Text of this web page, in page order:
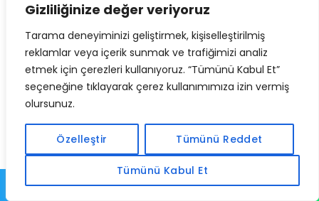
Gizliliğinize değer veriyoruz
Tarama deneyiminizi geliştirmek, kişiselleştirilmiş
reklamlar veya içerik sunmak ve trafiğimizi analiz
etmek için çerezleri kullanıyoruz. “Tümünü Kabul Et”
seçeneğine tıklayarak çerez kullanımımıza izin vermiş
olursunuz.
Özelleştir Tümünü Reddet
Tümünü Kabul Et
Laptop klavye sürücüleri, klavye ışıklarının
çalışmasını etkileyebilir. Bu nedenle laptop
üreticisinin web sitesinde veya Windows’un
güncelleme merkezinde güncel sürücülerin
mevcut olup olmadığını kontrol edin ve
gerektiğinde güncelleyin.
bazı ayarlar BIOS’ta yapılır. Bu ayarlar, klavye
ışıklarının açık veya kapalı olmasını etkileyebilir. Bu
nedenle BIOS ayarlarını kontrol edin ve
gerektiğinde değiştirin.